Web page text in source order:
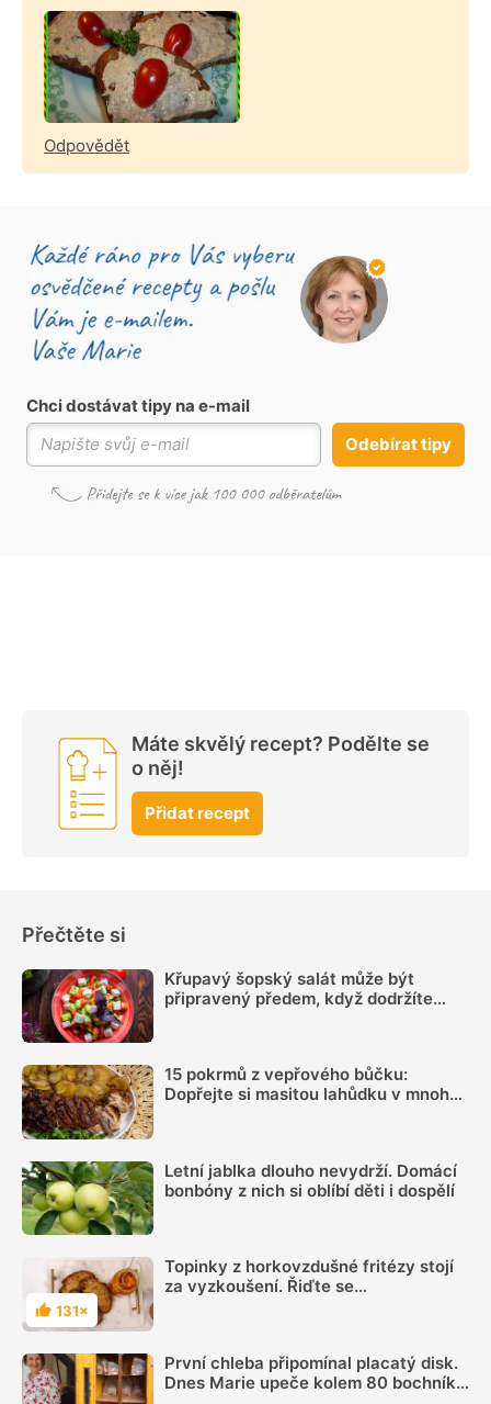
Odpovědět
Chci dostávat tipy na e-mail
Odebírat tipy
Máte skvělý recept? Podělte se
o něj!
Přidat recept
Přečtěte si
Křupavý šopský salát může být
připravený předem, když dodržíte
15 pokrmů z vepřového bůčku:
Dopřejte si masitou lahůdku v mnoha
Letní jablka dlouho nevydrží. Domácí
bonbóny z nich si oblíbí děti i dospělí
Hodnocení
131×
Topinky z horkovzdušné fritézy stojí
za vyzkoušení. Řiďte se
První chleba připomínal placatý disk.
Dnes Marie upeče kolem 80 bochníků